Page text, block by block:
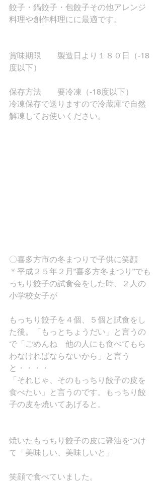
餃子・鍋餃子・包餃子その他アレンジ
料理や創作料理にに最適です。
賞味期限　　製造日より１８０日（-18
度以下）
保存方法　　要冷凍（-18度以下）
冷凍保存で送りますので冷蔵庫で自然
解凍してお使いください。
〇喜多方市の冬まつりで子供に笑顔
＊平成２５年２月”喜多方冬まつり”でも
っちり餃子の試食会をした時、２人の
小学校女子が
もっちり餃子を４個、５個と試食をし
た後。「もっとちょうだい」と言うの
で「ごめんね　他の人にも食べてもら
わなければならないから」と言う
と・・・・
「それじゃ、そのもっちり餃子の皮を
食べたい」と言うのです。もっちり餃
子の皮を焼いてあげると。
焼いたもっちり餃子の皮に醤油をつけ
て「美味しい、美味しいと」
笑顔で食べていました。